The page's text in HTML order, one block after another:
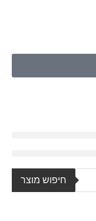
חיפוש מוצר